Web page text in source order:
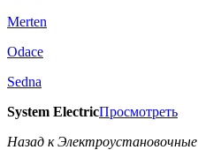
Merten
Odace
Sedna
System ElectricПросмотреть
Назад к Электроустановочные